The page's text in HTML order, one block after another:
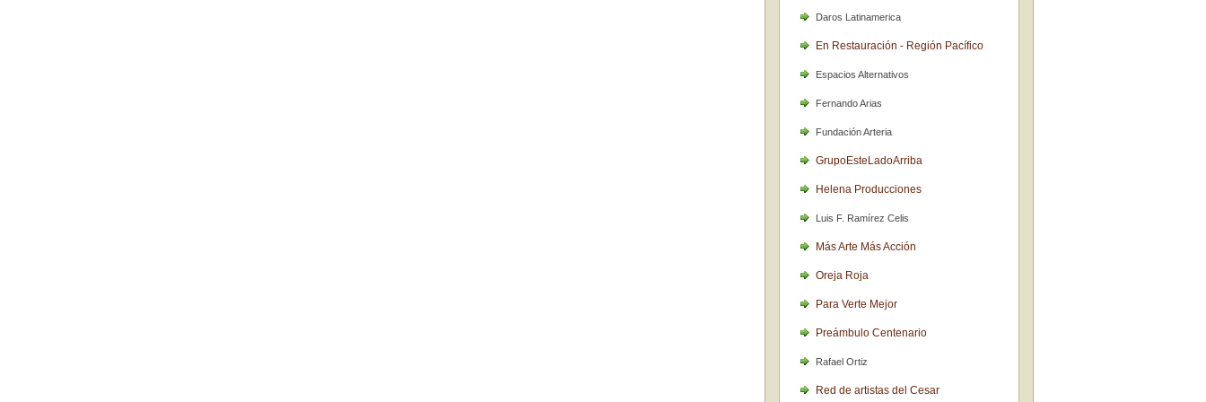
Daros Latinamerica
En Restauración - Región Pacífico
Espacios Alternativos
Fernando Arias
Fundación Arteria
GrupoEsteLadoArriba
Helena Producciones
Luis F. Ramírez Celis
Más Arte Más Acción
Oreja Roja
Para Verte Mejor
Preámbulo Centenario
Rafael Ortiz
Red de artistas del Cesar